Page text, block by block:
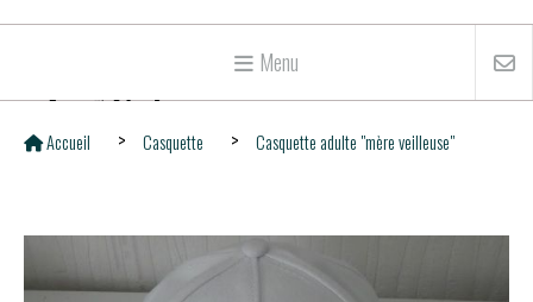
Menu
Accueil Casquette Casquette adulte "mère veilleuse"